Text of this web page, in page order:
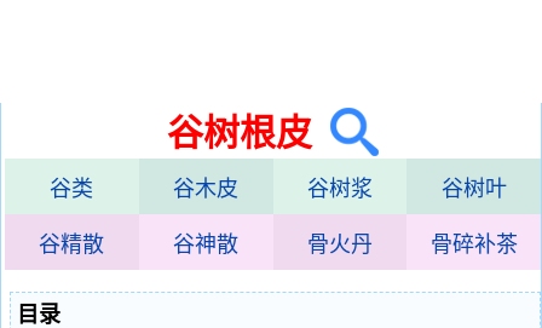
谷树根皮
谷类 谷木皮 谷树浆 谷树叶
谷精散 谷神散 骨火丹 骨碎补茶
目录